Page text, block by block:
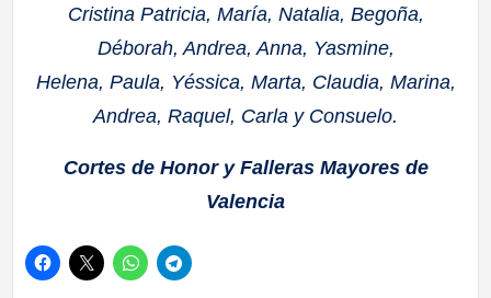
Cristina Patricia, María, Natalia, Begoña,
Déborah, Andrea, Anna, Yasmine,
Helena, Paula, Yéssica, Marta, Claudia, Marina,
Andrea, Raquel, Carla y Consuelo.
Cortes de Honor y Falleras Mayores de
Valencia